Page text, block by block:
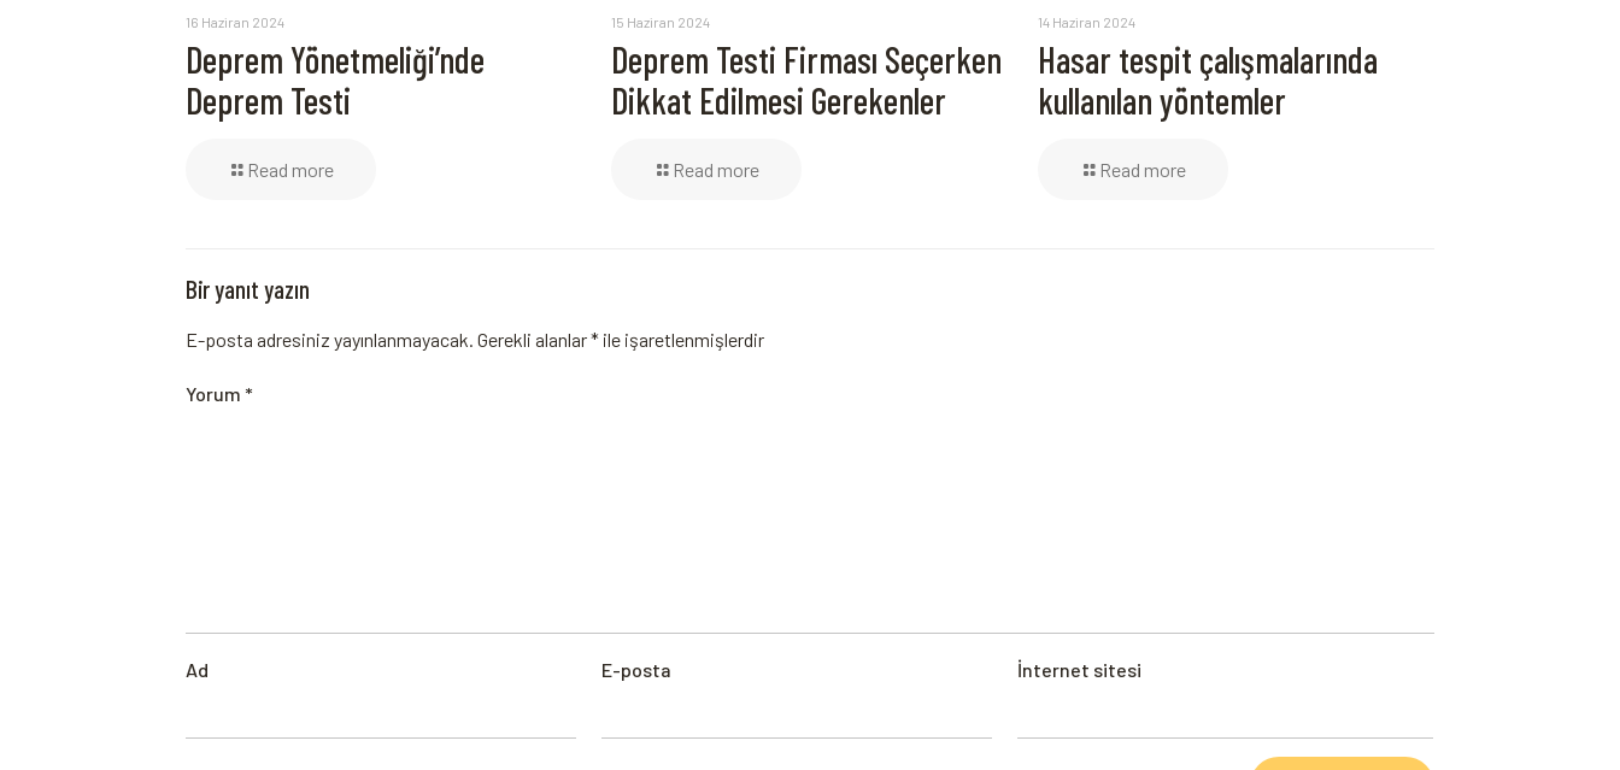
16 Haziran 2024
Deprem Yönetmeliği’nde
Deprem Testi
Read more
15 Haziran 2024
Deprem Testi Firması Seçerken
Dikkat Edilmesi Gerekenler
Read more
14 Haziran 2024
Hasar tespit çalışmalarında
kullanılan yöntemler
Read more
Bir yanıt yazın
E-posta adresiniz yayınlanmayacak. Gerekli alanlar* ile işaretlenmişlerdir
Yorum *
Ad E-posta İnternet sitesi